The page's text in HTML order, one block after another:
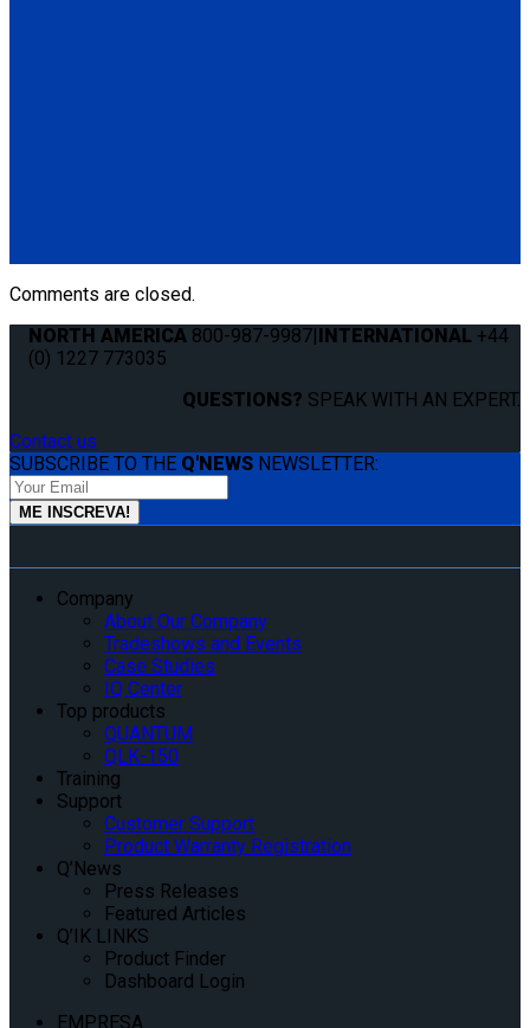
Comments are closed.
NORTH AMERICA 800-987-9987|INTERNATIONAL +44
(0) 1227 773035
QUESTIONS? SPEAK WITH AN EXPERT.
Contact us
SUBSCRIBE TO THE Q'NEWS NEWSLETTER:
Company
About Our Company
Tradeshows and Events
Case Studies
IQ Center
Top products
QUANTUM
QLK-150
Training
Support
Customer Support
Product Warranty Registration
Q’News
Press Releases
Featured Articles
Q’IK LINKS
Product Finder
Dashboard Login
EMPRESA